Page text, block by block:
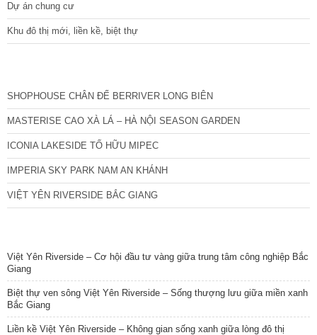
Dự án chung cư
Khu đô thị mới, liền kề, biệt thự
SHOPHOUSE CHÂN ĐẾ BERRIVER LONG BIÊN
MASTERISE CAO XÀ LÁ – HÀ NỘI SEASON GARDEN
ICONIA LAKESIDE TỐ HỮU MIPEC
IMPERIA SKY PARK NAM AN KHÁNH
VIỆT YÊN RIVERSIDE BẮC GIANG
Việt Yên Riverside – Cơ hội đầu tư vàng giữa trung tâm công nghiệp Bắc
Giang
Biệt thự ven sông Việt Yên Riverside – Sống thượng lưu giữa miền xanh
Bắc Giang
Liền kề Việt Yên Riverside – Không gian sống xanh giữa lòng đô thị